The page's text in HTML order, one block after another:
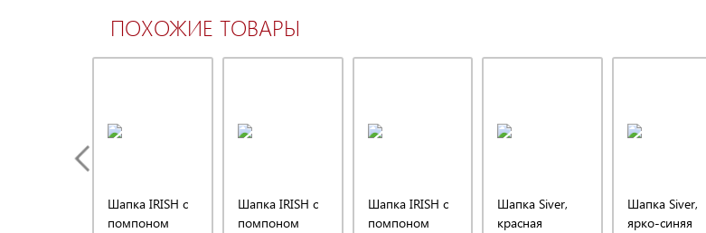
ПОХОЖИЕ ТОВАРЫ
Шапка IRISH с
помпоном
Шапка IRISH с
помпоном
Шапка IRISH с
помпоном
Шапка Siver,
красная
Шапка Siver,
ярко-синяя